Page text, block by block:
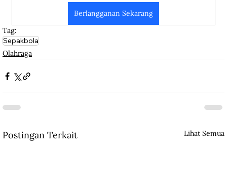
Berlangganan Sekarang
Tag:
Sepakbola
Olahraga
Postingan Terkait Lihat Semua